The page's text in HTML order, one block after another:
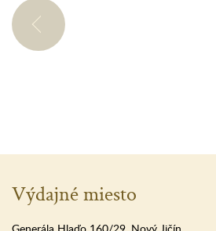
Výdajné miesto